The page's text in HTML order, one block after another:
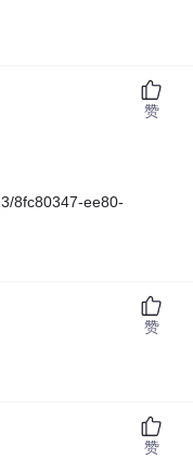
8fc80347-ee80-
赞
赞
赞